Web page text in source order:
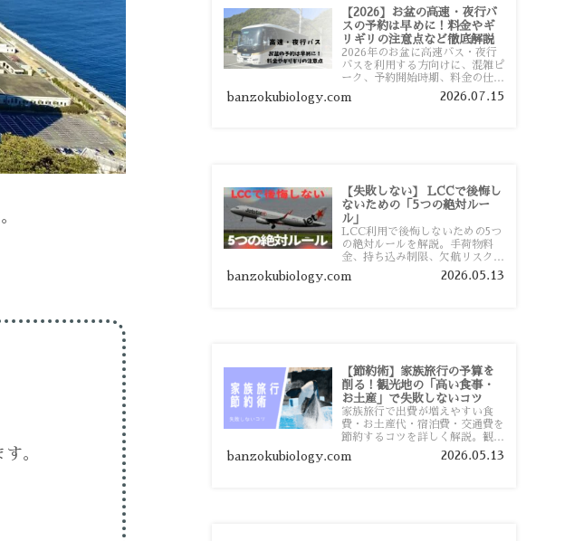
。
【2026】お盆の高速・夜行バ
スの予約は早めに！料金やギ
リギリの注意点など徹底解説
2026年のお盆に高速バス・夜行
バスを利用する方向けに、混雑ピ
ーク、予約開始時期、料金の仕組
み、キャンセル待ちのコツ、直前
予約の注意点まで詳しく解説しま
banzokubiology.com 2026.07.15
【失敗しない】 LCCで後悔し
ないための「5つの絶対ルー
ル」
LCC利用で後悔しないための5つ
の絶対ルールを解説。手荷物料
金、持ち込み制限、欠航リスク、
時間厳守など、格安航空会社を利
用する前に知っておきたい注意点
banzokubiology.com 2026.05.13
【節約術】家族旅行の予算を
削る！観光地の「高い食事・
お土産」で失敗しないコツ
家族旅行で出費が増えやすい食
費・お土産代・宿泊費・交通費を
節約するコツを詳しく解説。観光
地価格を避ける方法や、早割・ス
ーパー活用術、予算管理のポイン
banzokubiology.com 2026.05.13